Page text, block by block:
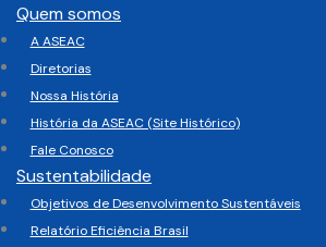
Quem somos
A ASEAC
Diretorias
Nossa História
História da ASEAC (Site Histórico)
Fale Conosco
Sustentabilidade
Objetivos de Desenvolvimento Sustentáveis
Relatório Eficiência Brasil